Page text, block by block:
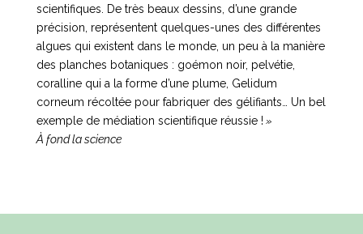
scientifiques. De très beaux dessins, d’une grande
précision, représentent quelques-unes des différentes
algues qui existent dans le monde, un peu à la manière
des planches botaniques : goémon noir, pelvétie,
coralline qui a la forme d’une plume, Gelidum
corneum récoltée pour fabriquer des gélifiants… Un bel
exemple de médiation scientifique réussie ! »
À fond la science